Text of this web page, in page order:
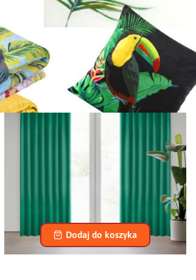
ZASŁONA GOTOWA MILAN NA TAŚMIE 140 X
Dodaj do koszyka